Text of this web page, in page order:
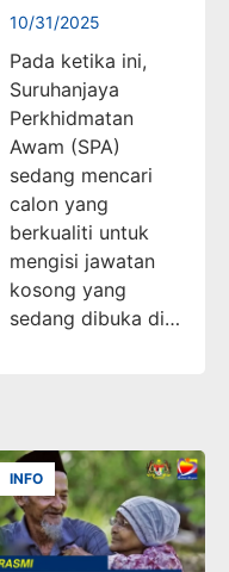
10/31/2025
Pada ketika ini,
Suruhanjaya
Perkhidmatan
Awam (SPA)
sedang mencari
calon yang
berkualiti untuk
mengisi jawatan
kosong yang
sedang dibuka di…
INFO